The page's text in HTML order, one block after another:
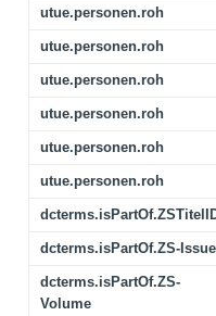
utue.personen.roh
utue.personen.roh
utue.personen.roh
utue.personen.roh
utue.personen.roh
utue.personen.roh
dcterms.isPartOf.ZS-Issue
dcterms.isPartOf.ZS-
Volume